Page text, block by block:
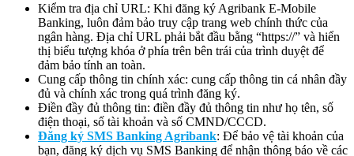
Kiểm tra địa chỉ URL: Khi đăng ký Agribank E-Mobile
Banking, luôn đảm bảo truy cập trang web chính thức của
ngân hàng. Địa chỉ URL phải bắt đầu bằng “https://” và hiển
thị biểu tượng khóa ở phía trên bên trái của trình duyệt để
đảm bảo tính an toàn.
Cung cấp thông tin chính xác: cung cấp thông tin cá nhân đầy
đủ và chính xác trong quá trình đăng ký.
Điền đầy đủ thông tin: điền đầy đủ thông tin như họ tên, số
điện thoại, số tài khoản và số CMND/CCCD.
Đăng ký SMS Banking Agribank: Để bảo vệ tài khoản của
bạn, đăng ký dịch vụ SMS Banking để nhận thông báo về các